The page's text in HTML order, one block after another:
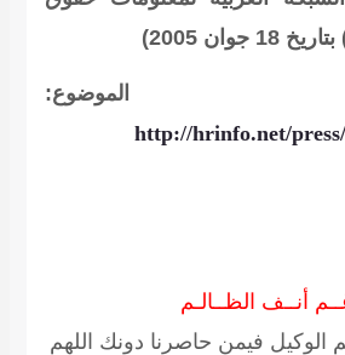
جوان 2005)
الموضوع:
http://hrinfo.net/
أنــف الظــالـم
الوكيل فيمن حاصرنا دونك اللهم